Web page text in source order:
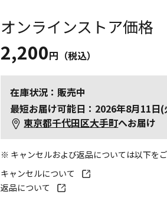
オンラインストア価格
2,200円（税込）
在庫状況：販売中
最短お届け可能日：2026年8月11日(
東京都千代田区大手町へお届け
※ キャンセルおよび返品については以下をご
キャンセルについて
返品について